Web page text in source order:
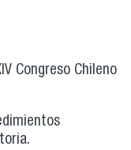
Congreso Chileno